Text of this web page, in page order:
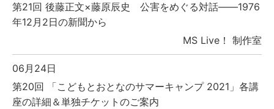
第21回 後藤正文×藤原辰史 公害をめぐる対話――1976
年12月2日の新聞から
MS Live！ 制作室
06月24日
第20回 「こどもとおとなのサマーキャンプ 2021」各講
座の詳細＆単独チケットのご案内